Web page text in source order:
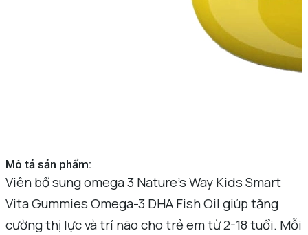
Mô tả sản phẩm:
Viên bổ sung omega 3 Nature’s Way Kids Smart
Vita Gummies Omega-3 DHA Fish Oil giúp tăng
cường thị lực và trí não cho trẻ em từ 2-18 tuổi. Mỗi